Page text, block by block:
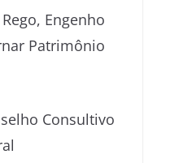
Engenho
Patrimônio
Consultivo